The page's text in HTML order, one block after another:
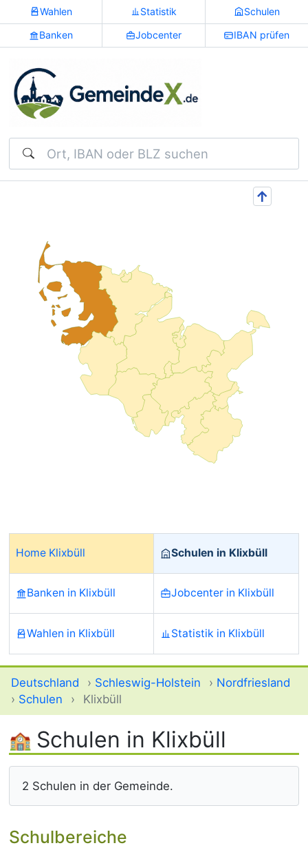
Wahlen Statistik Schulen
Banken Jobcenter IBAN prüfen
Suchen
↑
Home Klixbüll Schulen in Klixbüll
Banken in Klixbüll Jobcenter in Klixbüll
Wahlen in Klixbüll Statistik in Klixbüll
Deutschland › Schleswig-Holstein › Nordfriesland
› Schulen › Klixbüll
Schulen in Klixbüll
2 Schulen in der Gemeinde.
Schulbereiche